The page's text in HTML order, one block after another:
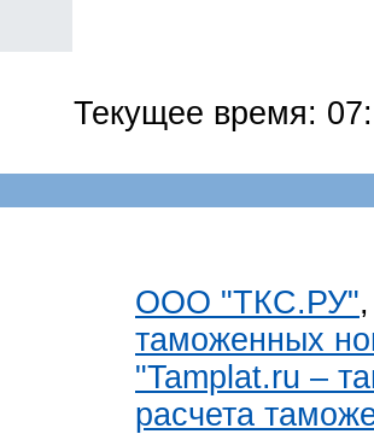
Текущее время:
ООО "ТКС.РУ"
таможенных
"Tamplat.ru –
расчета